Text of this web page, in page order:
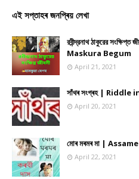
এই সপ্তাহৰ জনপ্ৰিয় লেখা
রবীন্দ্রনাথ ঠাকুরের
Maskura Begum
April 21, 2021
সাঁথৰ সংগ্ৰহ | Riddle
April 20, 2021
মোৰ মৰমৰ মা |
April 22, 2021